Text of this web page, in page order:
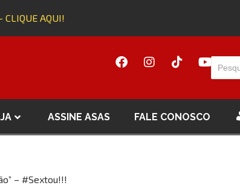
AQUI!
ASSINE ASAS FALE CONOSCO
– #Sextou!!!